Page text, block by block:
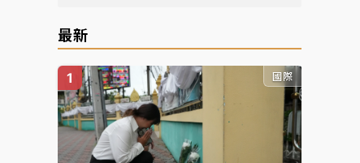
最新
國際